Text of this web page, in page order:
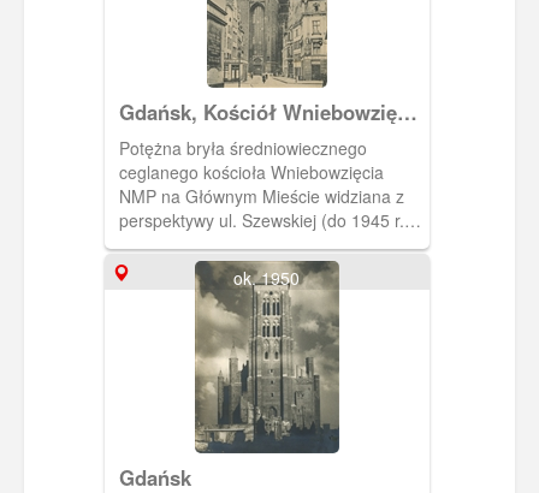
Gdańsk, Kościół Wniebowzięcia
NMP, Danzig Die Marienkirche
Potężna bryła średniowiecznego
ceglanego kościoła Wniebowzięcia
NMP na Głównym Mieście widziana z
perspektywy ul. Szewskiej (do 1945 r.
Korkenmachengasse, czyli wytwórców
ochraniaczy zakładanych na buty, a
wytwarzanych z korka )
ok. 1950
Gdańsk